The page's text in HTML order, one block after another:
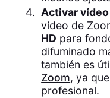
Activar vídeo
vídeo de
HD para
difuminado
también es
Zoom, ya
profesional.